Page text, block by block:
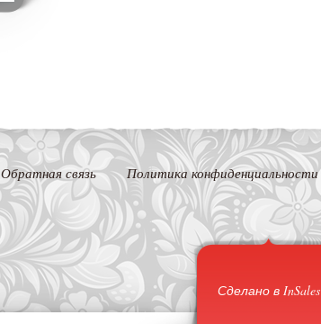
Обратная связь Политика конфиденциальности
Сделано в InSales